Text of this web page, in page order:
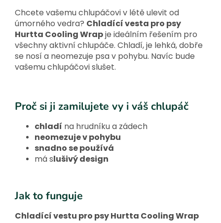
Chcete vašemu chlupáčovi v létě ulevit od
úmorného vedra? Chladící vesta pro psy
Hurtta Cooling Wrapje ideálním řešením pro
všechny aktivní chlupáče. Chladí, je lehká, dobře
se nosí a neomezuje psa v pohybu. Navíc bude
vašemu chlupáčovi slušet.
Proč si ji zamilujete vy i váš chlupáč
chladí na hrudníku a zádech
neomezuje v pohybu
snadno se používá
má slušivý design
Jak to funguje
Chladící vestu pro psy Hurtta Cooling Wrap